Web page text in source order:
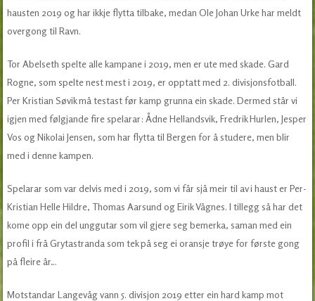
hausten 2019 og har ikkje flytta tilbake, medan Ole Johan Urke har meldt
overgong til Ravn.
Tor Abelseth spelte alle kampane i 2019, men er ute med skade. Gard
Rogne, som spelte nest mest i 2019, er opptatt med 2. divisjonsfotball.
Per Kristian Søvik må testast før kamp grunna ein skade. Dermed står vi
igjen med følgjande fire spelarar: Ådne Hellandsvik, Fredrik Hurlen, Jesper
Vos og Nikolai Jensen, som har flytta til Bergen for å studere, men blir
med i denne kampen.
Spelarar som var delvis med i 2019, som vi får sjå meir til av i haust er Per-
Kristian Helle Hildre, Thomas Aarsund og Eirik Vågnes. I tillegg så har det
kome opp ein del unggutar som vil gjere seg bemerka, saman med ein
profil i frå Grytastranda som tek på seg ei oransje trøye for første gong
på fleire år…
Motstandar Langevåg vann 5. divisjon 2019 etter ein hard kamp mot